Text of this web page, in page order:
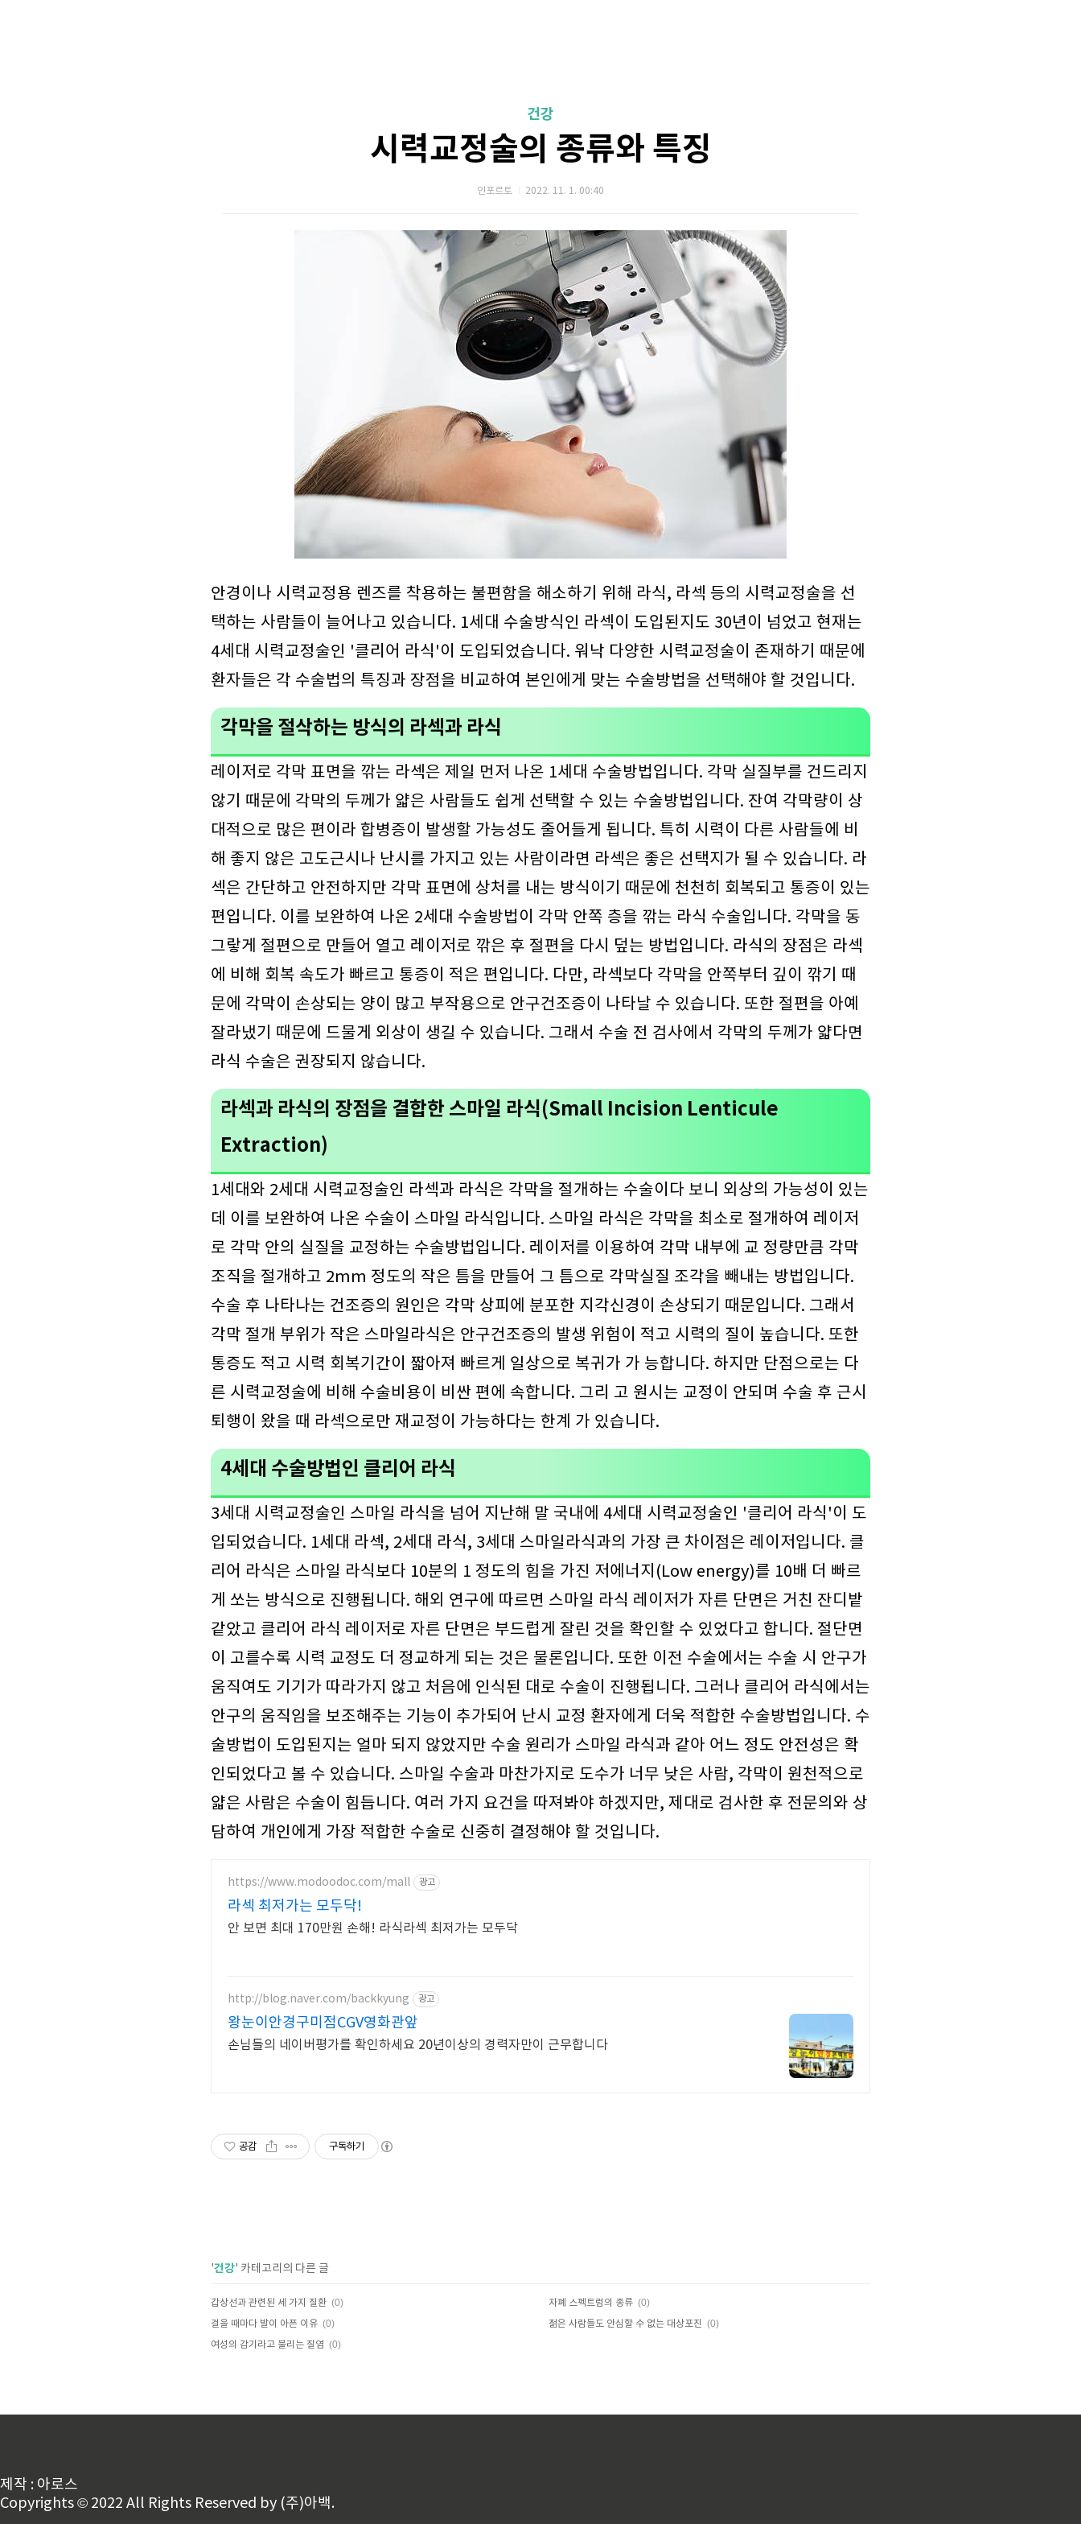
건강
시력교정술의 종류와 특징
인포르토 2022. 11. 1. 00:40
안경이나 시력교정용 렌즈를 착용하는 불편함을 해소하기 위해 라식, 라섹 등의 시력교정술을 선
택하는 사람들이 늘어나고 있습니다. 1세대 수술방식인 라섹이 도입된지도 30년이 넘었고 현재는
4세대 시력교정술인 '클리어 라식'이 도입되었습니다. 워낙 다양한 시력교정술이 존재하기 때문에
환자들은 각 수술법의 특징과 장점을 비교하여 본인에게 맞는 수술방법을 선택해야 할 것입니다.
각막을 절삭하는 방식의 라섹과 라식
레이저로 각막 표면을 깎는 라섹은 제일 먼저 나온 1세대 수술방법입니다. 각막 실질부를 건드리지
않기 때문에 각막의 두께가 얇은 사람들도 쉽게 선택할 수 있는 수술방법입니다. 잔여 각막량이 상
대적으로 많은 편이라 합병증이 발생할 가능성도 줄어들게 됩니다. 특히 시력이 다른 사람들에 비
해 좋지 않은 고도근시나 난시를 가지고 있는 사람이라면 라섹은 좋은 선택지가 될 수 있습니다. 라
섹은 간단하고 안전하지만 각막 표면에 상처를 내는 방식이기 때문에 천천히 회복되고 통증이 있는
편입니다. 이를 보완하여 나온 2세대 수술방법이 각막 안쪽 층을 깎는 라식 수술입니다. 각막을 동
그랗게 절편으로 만들어 열고 레이저로 깎은 후 절편을 다시 덮는 방법입니다. 라식의 장점은 라섹
에 비해 회복 속도가 빠르고 통증이 적은 편입니다. 다만, 라섹보다 각막을 안쪽부터 깊이 깎기 때
문에 각막이 손상되는 양이 많고 부작용으로 안구건조증이 나타날 수 있습니다. 또한 절편을 아예
잘라냈기 때문에 드물게 외상이 생길 수 있습니다. 그래서 수술 전 검사에서 각막의 두께가 얇다면
라식 수술은 권장되지 않습니다.
라섹과 라식의 장점을 결합한 스마일 라식(Small Incision Lenticule
Extraction)
1세대와 2세대 시력교정술인 라섹과 라식은 각막을 절개하는 수술이다 보니 외상의 가능성이 있는
데 이를 보완하여 나온 수술이 스마일 라식입니다. 스마일 라식은 각막을 최소로 절개하여 레이저
로 각막 안의 실질을 교정하는 수술방법입니다. 레이저를 이용하여 각막 내부에 교 정량만큼 각막
조직을 절개하고 2mm 정도의 작은 틈을 만들어 그 틈으로 각막실질 조각을 빼내는 방법입니다.
수술 후 나타나는 건조증의 원인은 각막 상피에 분포한 지각신경이 손상되기 때문입니다. 그래서
각막 절개 부위가 작은 스마일라식은 안구건조증의 발생 위험이 적고 시력의 질이 높습니다. 또한
통증도 적고 시력 회복기간이 짧아져 빠르게 일상으로 복귀가 가 능합니다. 하지만 단점으로는 다
른 시력교정술에 비해 수술비용이 비싼 편에 속합니다. 그리 고 원시는 교정이 안되며 수술 후 근시
퇴행이 왔을 때 라섹으로만 재교정이 가능하다는 한계 가 있습니다.
4세대 수술방법인 클리어 라식
3세대 시력교정술인 스마일 라식을 넘어 지난해 말 국내에 4세대 시력교정술인 '클리어 라식'이 도
입되었습니다. 1세대 라섹, 2세대 라식, 3세대 스마일라식과의 가장 큰 차이점은 레이저입니다. 클
리어 라식은 스마일 라식보다 10분의 1 정도의 힘을 가진 저에너지(Low energy)를 10배 더 빠르
게 쏘는 방식으로 진행됩니다. 해외 연구에 따르면 스마일 라식 레이저가 자른 단면은 거친 잔디밭
같았고 클리어 라식 레이저로 자른 단면은 부드럽게 잘린 것을 확인할 수 있었다고 합니다. 절단면
이 고를수록 시력 교정도 더 정교하게 되는 것은 물론입니다. 또한 이전 수술에서는 수술 시 안구가
움직여도 기기가 따라가지 않고 처음에 인식된 대로 수술이 진행됩니다. 그러나 클리어 라식에서는
안구의 움직임을 보조해주는 기능이 추가되어 난시 교정 환자에게 더욱 적합한 수술방법입니다. 수
술방법이 도입된지는 얼마 되지 않았지만 수술 원리가 스마일 라식과 같아 어느 정도 안전성은 확
인되었다고 볼 수 있습니다. 스마일 수술과 마찬가지로 도수가 너무 낮은 사람, 각막이 원천적으로
얇은 사람은 수술이 힘듭니다. 여러 가지 요건을 따져봐야 하겠지만, 제대로 검사한 후 전문의와 상
담하여 개인에게 가장 적합한 수술로 신중히 결정해야 할 것입니다.
https://www.modoodoc.com/mall 광고
라섹 최저가는 모두닥!
안 보면 최대 170만원 손해! 라식라섹 최저가는 모두닥
http://blog.naver.com/backkyung 광고
왕눈이안경구미점CGV영화관앞
손님들의 네이버평가를 확인하세요 20년이상의 경력자만이 근무합니다
공감 구독하기
'건강' 카테고리의 다른 글
갑상선과 관련된 세 가지 질환 (0) 자폐 스펙트럼의 종류 (0)
걸을 때마다 발이 아픈 이유 (0) 젊은 사람들도 안심할 수 없는 대상포진 (0)
여성의 감기라고 불리는 질염 (0)
제작 : 아로스
Copyrights © 2022 All Rights Reserved by (주)아백.